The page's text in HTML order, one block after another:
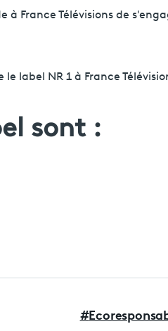
France Télévisions de
label NR 1 à France
sont :
#